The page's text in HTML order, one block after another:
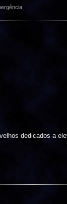
dedicados a